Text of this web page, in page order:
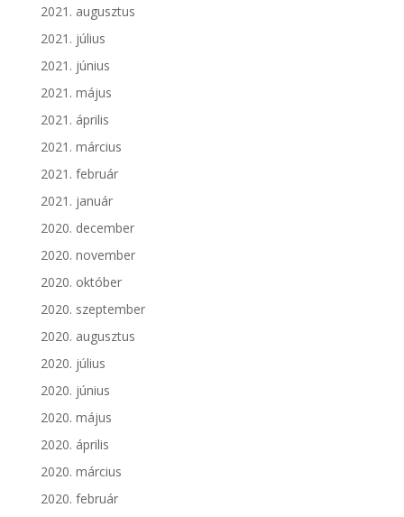
2021. augusztus
2021. július
2021. június
2021. május
2021. április
2021. március
2021. február
2021. január
2020. december
2020. november
2020. október
2020. szeptember
2020. augusztus
2020. július
2020. június
2020. május
2020. április
2020. március
2020. február